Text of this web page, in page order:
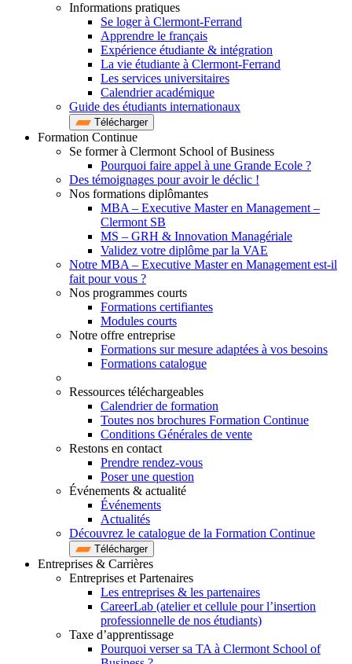
Informations pratiques
Se loger à Clermont-Ferrand
Apprendre le français
Expérience étudiante & intégration
La vie étudiante à Clermont-Ferrand
Les services universitaires
Calendrier académique
Guide des étudiants internationaux
Télécharger
Formation Continue
Se former à Clermont School of Business
Pourquoi faire appel à une Grande Ecole ?
Des témoignages pour avoir le déclic !
Nos formations diplômantes
MBA – Executive Master en Management –
Clermont SB
MS – GRH & Innovation Managériale
Validez votre diplôme par la VAE
Notre MBA – Executive Master en Management est-il
fait pour vous ?
Nos programmes courts
Formations certifiantes
Modules courts
Notre offre entreprise
Formations sur mesure adaptées à vos besoins
Formations catalogue
Ressources téléchargeables
Calendrier de formation
Toutes nos brochures Formation Continue
Conditions Générales de vente
Restons en contact
Prendre rendez-vous
Poser une question
Événements & actualité
Événements
Actualités
Découvrez le catalogue de la Formation Continue
Télécharger
Entreprises & Carrières
Entreprises et Partenaires
Les entreprises & les partenaires
CareerLab (atelier et cellule pour l’insertion
professionnelle de nos étudiants)
Taxe d’apprentissage
Pourquoi verser sa TA à Clermont School of